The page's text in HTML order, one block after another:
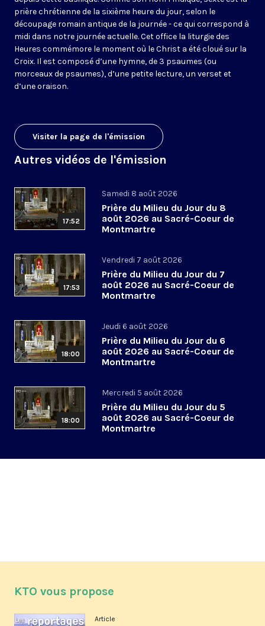
prière chrétienne de la sixième heure du jour, selon le
découpage romain antique de la journée - ce qui correspond à
midi dans notre journée actuelle. Cet office la liturgie des
Heures commémore le moment où le Christ a été cloué sur la
Croix. Il est composé d’une hymne, de 3 psaumes (ou
morceaux de psaumes), d’une petite lecture, un verset et
d’une oraison.
Visiter la page de l'émission
Autres vidéos de l'émission
17:52
Samedi 8 août 2026
Prière du Milieu du Jour du 8
août 2026 au Sacré-Coeur de
Montmartre
17:53
Vendredi 7 août 2026
Prière du Milieu du Jour du 7
août 2026 au Sacré-Coeur de
Montmartre
18:00
Jeudi 6 août 2026
Prière du Milieu du Jour du 6
août 2026 au Sacré-Coeur de
Montmartre
18:00
Mercredi 5 août 2026
Prière du Milieu du Jour du 5
août 2026 au Sacré-Coeur de
Montmartre
KTO vous propose
Article